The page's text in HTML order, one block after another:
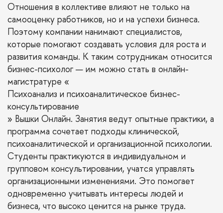
Отношения в коллективе влияют не только на
самооценку работников, но и на успехи бизнеса.
Поэтому компании нанимают специалистов,
которые помогают создавать условия для роста и
развития команды. К таким сотрудникам относится
бизнес-психолог — им можно стать в онлайн-
магистратуре «
Психоанализ и психоаналитическое бизнес-
консультирование
» Вышки Онлайн. Занятия ведут опытные практики, а
программа сочетает подходы клинической,
психоаналитической и организационной психологии.
Студенты практикуются в индивидуальном и
групповом консультировании, учатся управлять
организационными изменениями. Это помогает
одновременно учитывать интересы людей и
бизнеса, что высоко ценится на рынке труда.